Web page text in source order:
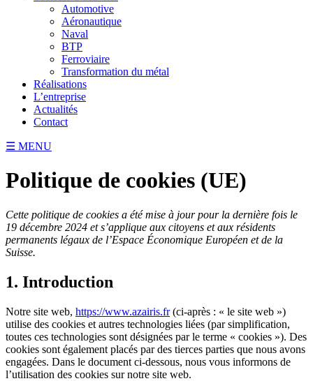
Automotive
Aéronautique
Naval
BTP
Ferroviaire
Transformation du métal
Réalisations
L’entreprise
Actualités
Contact
☰ MENU
Politique de cookies (UE)
Cette politique de cookies a été mise à jour pour la dernière fois le
19 décembre 2024 et s’applique aux citoyens et aux résidents
permanents légaux de l’Espace Économique Européen et de la
Suisse.
1. Introduction
Notre site web, https://www.azairis.fr(ci-après : « le site web »)
utilise des cookies et autres technologies liées (par simplification,
toutes ces technologies sont désignées par le terme « cookies »). Des
cookies sont également placés par des tierces parties que nous avons
engagées. Dans le document ci-dessous, nous vous informons de
l’utilisation des cookies sur notre site web.